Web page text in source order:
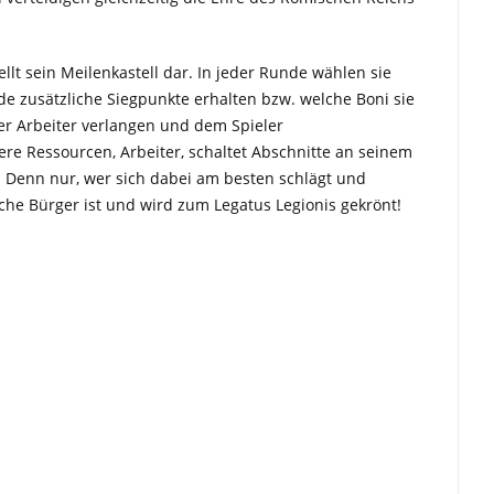
sein Meilenkastell dar. In jeder Runde wählen sie
zusätzliche Siegpunkte erhalten bzw. welche Boni sie
Arbeiter verlangen und dem Spieler
Ressourcen, Arbeiter, schaltet Abschnitte an seinem
nur, wer sich dabei am besten schlägt und
Bürger ist und wird zum Legatus Legionis gekrönt!